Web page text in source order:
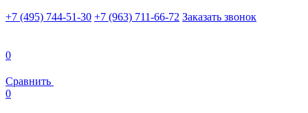
+7 (495) 744-51-30 +7 (963) 711-66-72 Заказать звонок
0
Сравнить
0